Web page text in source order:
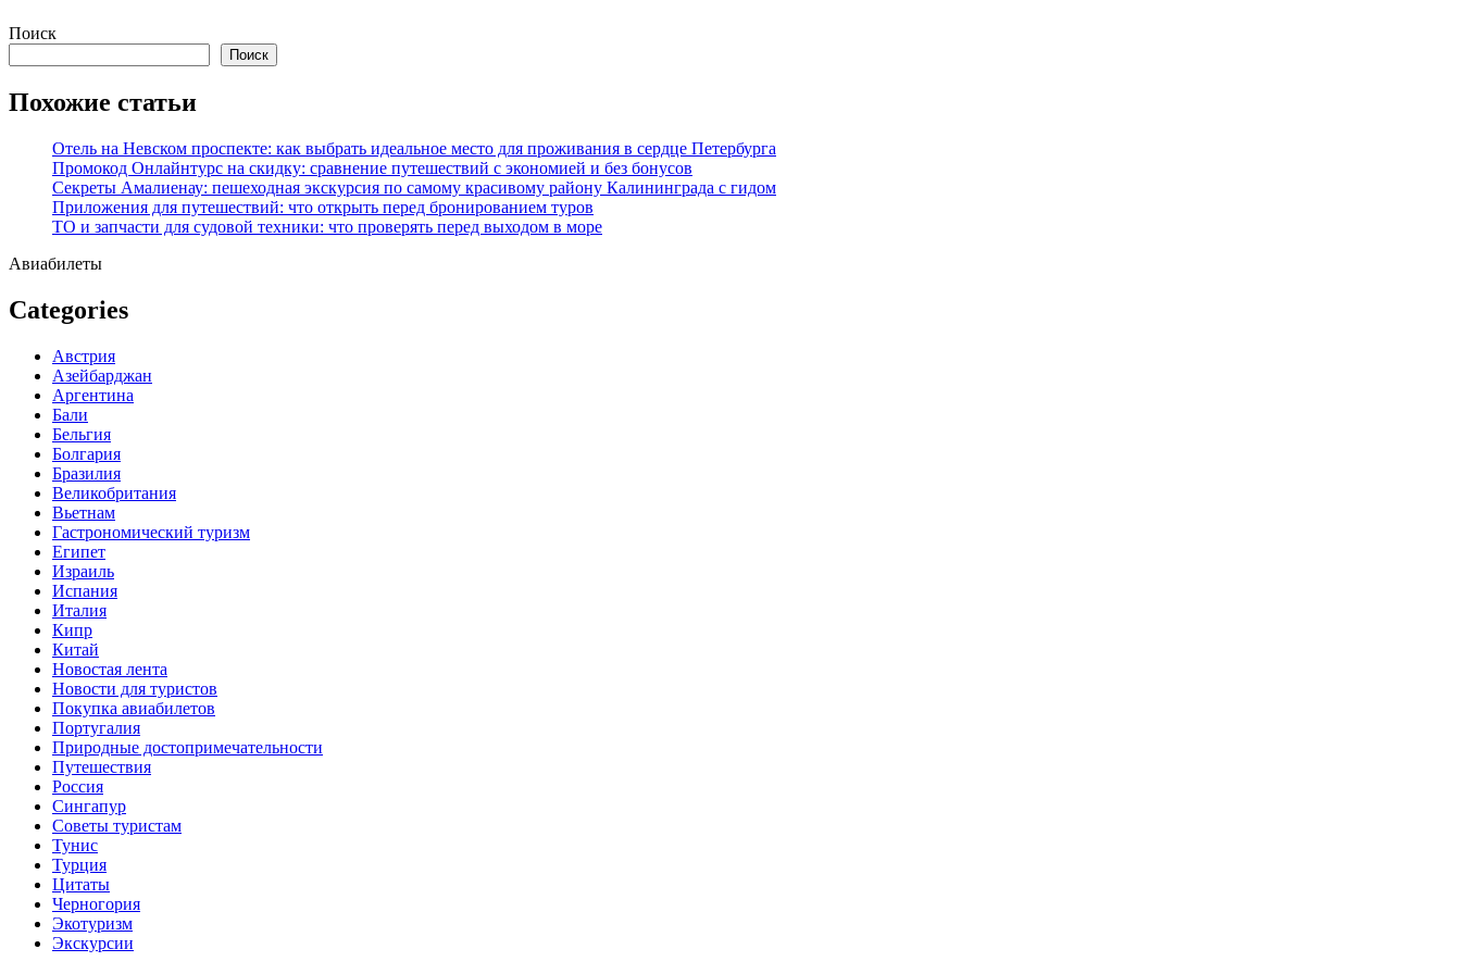
Перейти
содержимому
Поиск
Поиск
Похожие статьи
Отель на Невском проспекте: как выбрать идеальное место для проживания в сердце Петербурга
Промокод Онлайнтурс на скидку: сравнение путешествий с экономией и без бонусов
Секреты Амалиенау: пешеходная экскурсия по самому красивому району Калининграда с гидом
Приложения для путешествий: что открыть перед бронированием туров
ТО и запчасти для судовой техники: что проверять перед выходом в море
Авиабилеты
Categories
Австрия
Азейбарджан
Аргентина
Бали
Бельгия
Болгария
Бразилия
Великобритания
Вьетнам
Гастрономический туризм
Египет
Израиль
Испания
Италия
Кипр
Китай
Новостая лента
Новости для туристов
Покупка авиабилетов
Португалия
Природные достопримечательности
Путешествия
Россия
Сингапур
Советы туристам
Тунис
Турция
Цитаты
Черногория
Экотуризм
Экскурсии